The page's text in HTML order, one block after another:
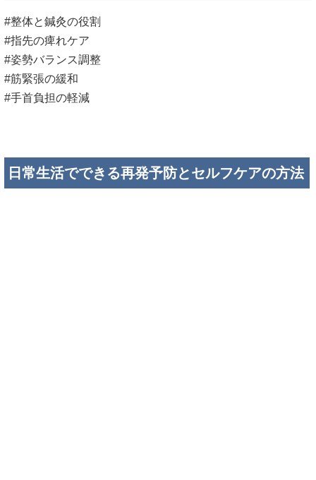
#整体と鍼灸の役割
#指先の痺れケア
#姿勢バランス調整
#筋緊張の緩和
#手首負担の軽減
日常生活でできる再発予防とセルフケアの方法